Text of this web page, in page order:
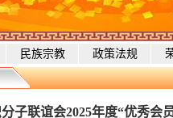
民族宗教 政策法规
子联谊会2025年度“优秀会